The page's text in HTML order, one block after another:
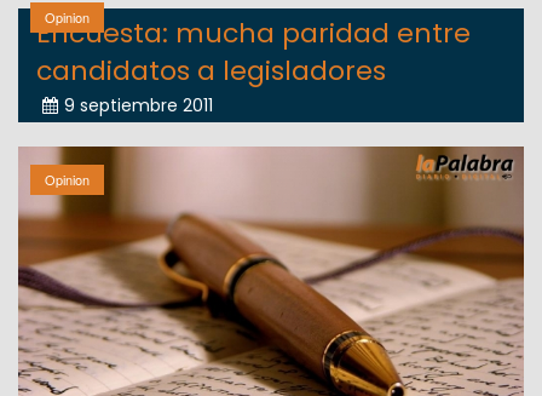
Opinion
Encuesta: mucha paridad entre
candidatos a legisladores
9 septiembre 2011
Opinion